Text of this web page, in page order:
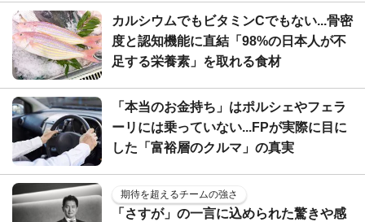
カルシウムでもビタミンCでもない...骨密
度と認知機能に直結「98%の日本人が不
足する栄養素」を取れる食材
「本当のお金持ち」はポルシェやフェラ
ーリには乗っていない...FPが実際に目に
した「富裕層のクルマ」の真実
期待を超えるチームの強さ
「さすが」の一言に込められた驚きや感